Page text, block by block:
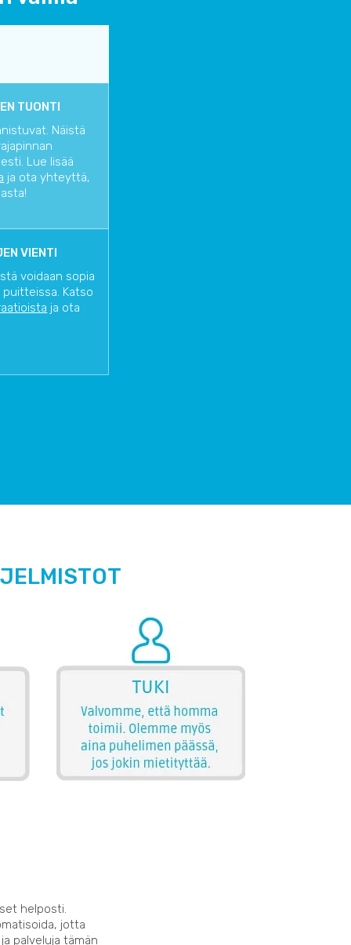
TUONTI
Näistä
Lue lisää
ja ota yhteyttä,
VIENTI
voidaan sopia
Katso
ja ota
helposti.
jotta
palveluja tämän